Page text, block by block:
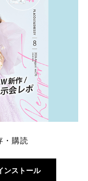
・購読
ンストール